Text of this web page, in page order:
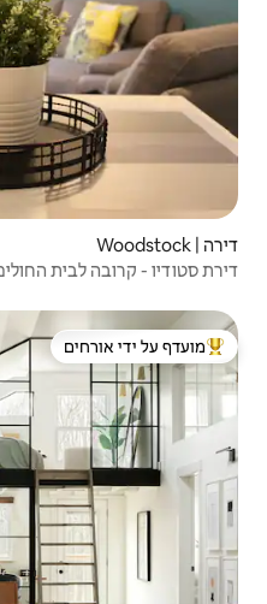
וודסטוק
ידי אורחים